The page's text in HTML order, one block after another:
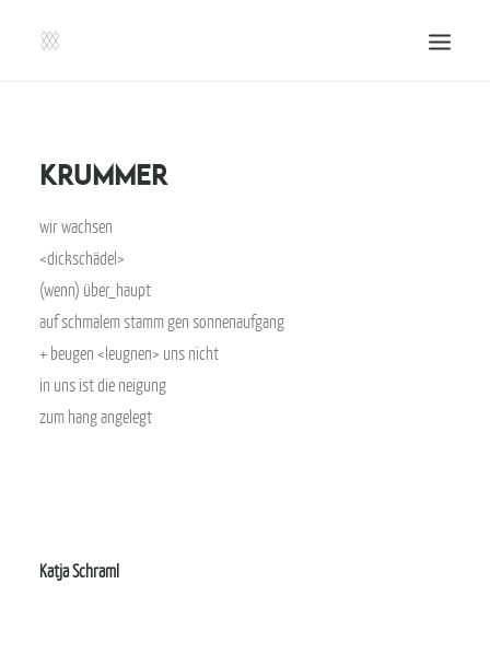
EINSENDEN!
VERANSTALTUNGEN
UNTERSTÜTZE UNS!
SEARCH
kRummer
wir wachsen
<dickschädel>
(wenn) über_haupt
auf schmalem stamm gen sonnenaufgang
+ beugen <leugnen> uns nicht
in uns ist die neigung
zum hang angelegt
Katja Schraml